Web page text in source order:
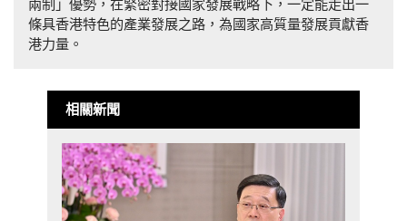
兩制」優勢，在緊密對接國家發展戰略下，一定能走出一
條具香港特色的產業發展之路，為國家高質量發展貢獻香
港力量。
相關新聞